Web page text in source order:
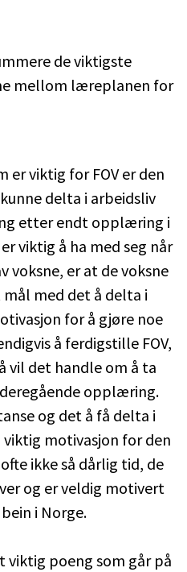
de viktigste
mellom læreplanen for
er viktig for FOV er den
delta i arbeidsliv
etter endt opplæring i
viktig å ha med seg når
er at de voksne
med det å delta i
for å gjøre noe
å ferdigstille FOV,
vil det handle om å ta
opplæring.
og det å få delta i
motivasjon for den
ikke så dårlig tid, de
og er veldig motivert
i Norge.
viktig poeng som går på